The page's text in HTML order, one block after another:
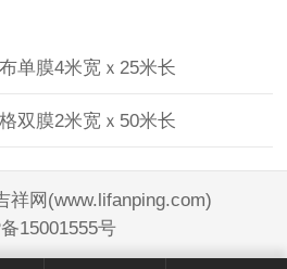
单膜4米宽ｘ25米长
双膜2米宽ｘ50米长
祥网(www.lifanping.com)
15001555号